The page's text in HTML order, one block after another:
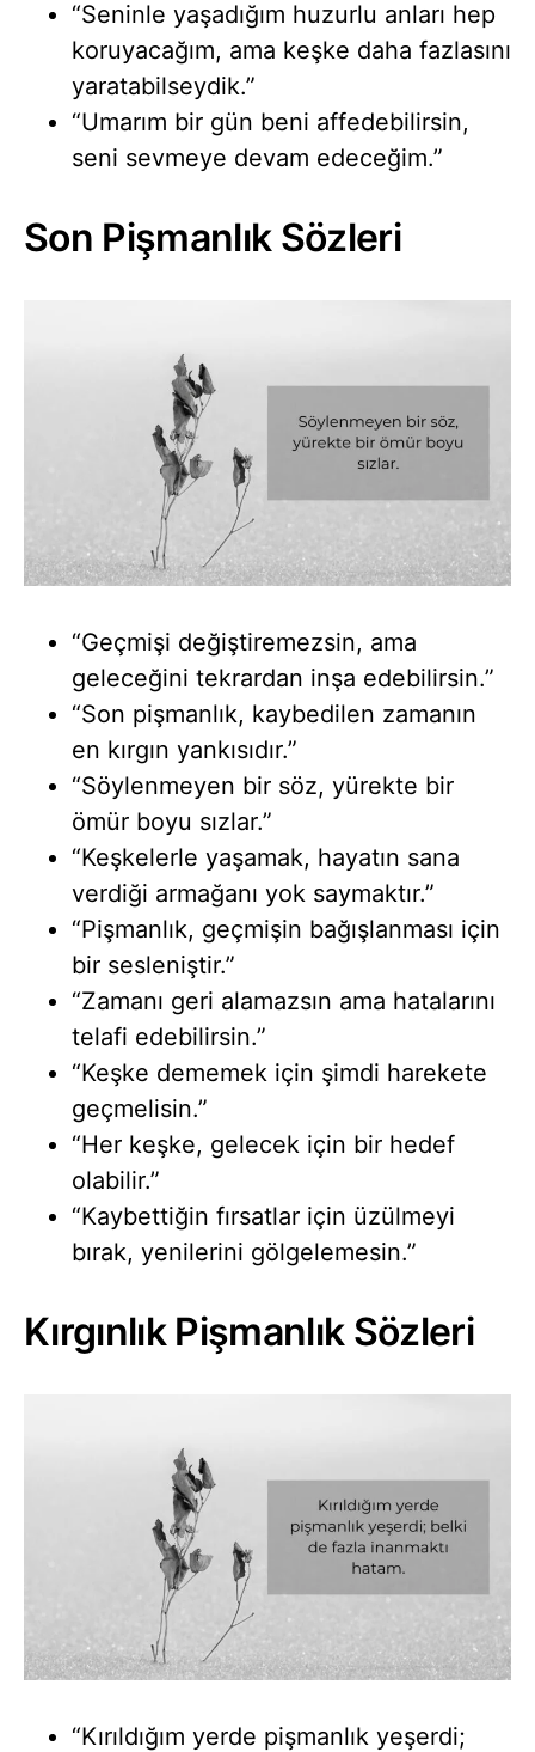
“Seninle yaşadığım huzurlu anları hep
koruyacağım, ama keşke daha fazlasını
yaratabilseydik.”
“Umarım bir gün beni affedebilirsin,
seni sevmeye devam edeceğim.”
Son Pişmanlık Sözleri
“Geçmişi değiştiremezsin, ama
geleceğini tekrardan inşa edebilirsin.”
“Son pişmanlık, kaybedilen zamanın
en kırgın yankısıdır.”
“Söylenmeyen bir söz, yürekte bir
ömür boyu sızlar.”
“Keşkelerle yaşamak, hayatın sana
verdiği armağanı yok saymaktır.”
“Pişmanlık, geçmişin bağışlanması için
bir sesleniştir.”
“Zamanı geri alamazsın ama hatalarını
telafi edebilirsin.”
“Keşke dememek için şimdi harekete
geçmelisin.”
“Her keşke, gelecek için bir hedef
olabilir.”
“Kaybettiğin fırsatlar için üzülmeyi
bırak, yenilerini gölgelemesin.”
Kırgınlık Pişmanlık Sözleri
“Kırıldığım yerde pişmanlık yeşerdi;